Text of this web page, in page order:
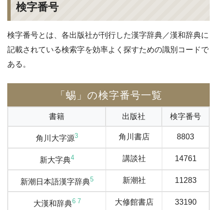
検字番号
検字番号とは、各出版社が刊行した漢字辞典／漢和辞典に
記載されている検索字を効率よく探すための識別コードで
ある。
「蜴」の検字番号一覧
書籍 出版社 検字番号
角川大字源3 角川書店 8803
新大字典4 講談社 14761
新潮日本語漢字辞典5 新潮社 11283
大漢和辞典6 7 大修館書店 33190